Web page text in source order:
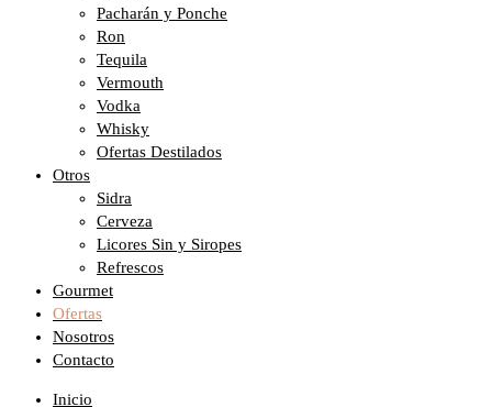
Pacharán y Ponche
Ron
Tequila
Vermouth
Vodka
Whisky
Ofertas Destilados
Otros
Sidra
Cerveza
Licores Sin y Siropes
Refrescos
Gourmet
Ofertas
Nosotros
Contacto
Inicio